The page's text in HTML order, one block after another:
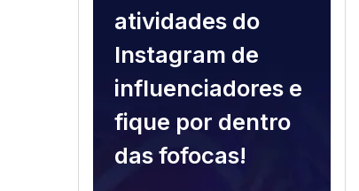
atividades do
Instagram de
influenciadores e
fique por dentro
das fofocas!